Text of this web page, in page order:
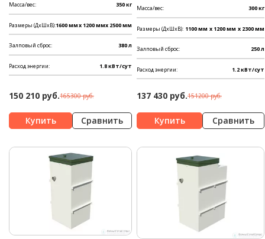
Масса/вес: 350 кг
Размеры (ДхШхВ):1600 ммx 1200 ммx 2500 мм
Залповый сброс: 380 л
Расход энергии: 1.8 кВт/сут
150 210 руб.165300 руб.
Сравнить
Масса/вес: 300 кг
Размеры (ДхШхВ): 1100 мм x 1200 мм x 2300 мм
Залповый сброс: 250 л
Расход энергии: 1.2 кВт/сут
137 430 руб.151200 руб.
Сравнить